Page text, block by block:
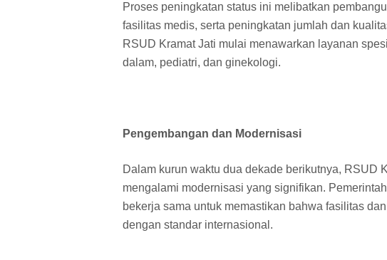
Proses peningkatan status ini melibatkan
fasilitas medis, serta peningkatan jumlah dan
RSUD Kramat Jati mulai menawarkan layanan
dalam, pediatri, dan ginekologi.
Pengembangan dan Modernisasi
Dalam kurun waktu dua dekade berikutnya, RSUD
mengalami modernisasi yang signifikan.
bekerja sama untuk memastikan bahwa fasilitas
dengan standar internasional.